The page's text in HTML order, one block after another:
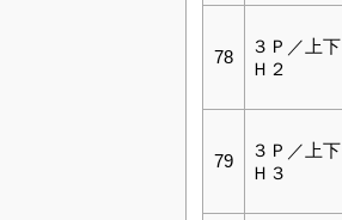
78
３Ｐ／上下
Ｈ２
79
３Ｐ／上下
Ｈ３